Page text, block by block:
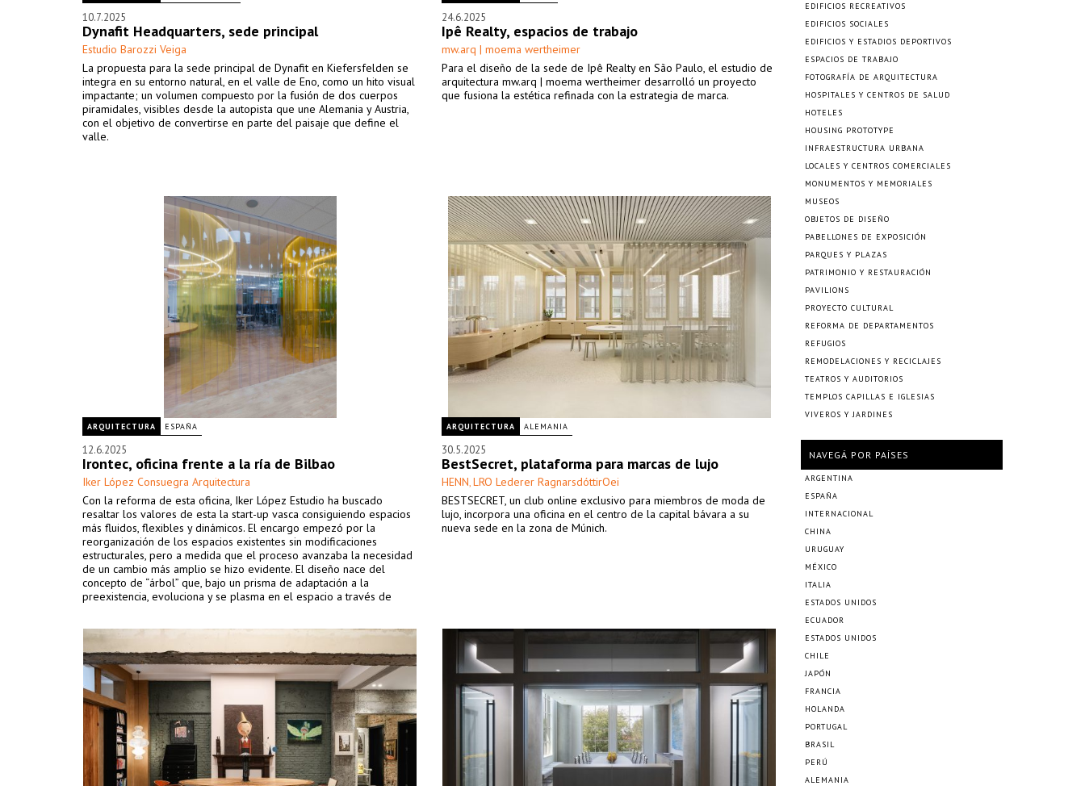
10.7.2025
Dynafit Headquarters, sede principal
Estudio Barozzi Veiga
La propuesta para la sede principal de Dynafit en Kiefersfelden se
integra en su entorno natural, en el valle de Eno, como un hito visual
impactante; un volumen compuesto por la fusión de dos cuerpos
piramidales, visibles desde la autopista que une Alemania y Austria,
con el objetivo de convertirse en parte del paisaje que define el
valle.
24.6.2025
Ipê Realty, espacios de trabajo
mw.arq | moema wertheimer
Para el diseño de la sede de Ipê Realty en São Paulo, el estudio de
arquitectura mw.arq | moema wertheimer desarrolló un proyecto
que fusiona la estética refinada con la estrategia de marca.
ARQUITECTURA ESPAÑA
12.6.2025
Irontec, oficina frente a la ría de Bilbao
Iker López Consuegra Arquitectura
Con la reforma de esta oficina, Iker López Estudio ha buscado
resaltar los valores de esta la start-up vasca consiguiendo espacios
más fluidos, flexibles y dinámicos. El encargo empezó por la
reorganización de los espacios existentes sin modificaciones
estructurales, pero a medida que el proceso avanzaba la necesidad
de un cambio más amplio se hizo evidente. El diseño nace del
concepto de “árbol” que, bajo un prisma de adaptación a la
preexistencia, evoluciona y se plasma en el espacio a través de
ARQUITECTURA ALEMANIA
30.5.2025
BestSecret, plataforma para marcas de lujo
HENN, LRO Lederer RagnarsdóttirOei
BESTSECRET, un club online exclusivo para miembros de moda de
lujo, incorpora una oficina en el centro de la capital bávara a su
nueva sede en la zona de Múnich.
EDIFICIOS RECREATIVOS
EDIFICIOS SOCIALES
EDIFICIOS Y ESTADIOS DEPORTIVOS
ESPACIOS DE TRABAJO
FOTOGRAFÍA DE ARQUITECTURA
HOSPITALES Y CENTROS DE SALUD
HOTELES
HOUSING PROTOTYPE
INFRAESTRUCTURA URBANA
LOCALES Y CENTROS COMERCIALES
MONUMENTOS Y MEMORIALES
MUSEOS
OBJETOS DE DISEÑO
PABELLONES DE EXPOSICIÓN
PARQUES Y PLAZAS
PATRIMONIO Y RESTAURACIÓN
PAVILIONS
PROYECTO CULTURAL
REFORMA DE DEPARTAMENTOS
REFUGIOS
REMODELACIONES Y RECICLAJES
TEATROS Y AUDITORIOS
TEMPLOS CAPILLAS E IGLESIAS
VIVEROS Y JARDINES
NAVEGÁ POR PAÍSES
ARGENTINA
ESPAÑA
INTERNACIONAL
CHINA
URUGUAY
MÉXICO
ITALIA
ESTADOS UNIDOS
ECUADOR
ESTADOS UNIDOS
CHILE
JAPÓN
FRANCIA
HOLANDA
PORTUGAL
BRASIL
PERÚ
ALEMANIA